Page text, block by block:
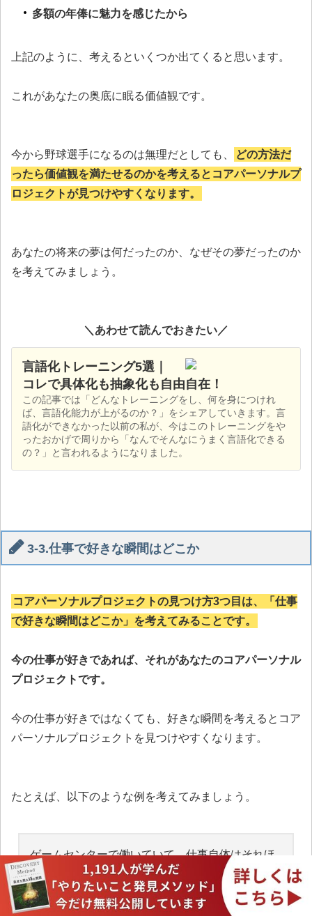
多額の年俸に魅力を感じたから
上記のように、考えるといくつか出てくると思います。
これがあなたの奥底に眠る価値観です。
今から野球選手になるのは無理だとしても、
どの方法だ
ったら価値観を満たせるのかを考えるとコアパーソナルプ
ロジェクトが見つけやすくなります。
あなたの将来の夢は何だったのか、なぜその夢だったのか
を考えてみましょう。
＼あわせて読んでおきたい／
言語化トレーニング5選｜
コレで具体化も抽象化も自由自在！
この記事では「どんなトレーニングをし、何を身につけれ
ば、言語化能力が上がるのか？」をシェアしていきます。言
語化ができなかった以前の私が、今はこのトレーニングをや
ったおかげで周りから「なんでそんなにうまく言語化できる
の？」と言われるようになりました。
3-3.仕事で好きな瞬間はどこか
コアパーソナルプロジェクトの見つけ方3つ目は、「仕事
で好きな瞬間はどこか」を考えてみることです。
今の仕事が好きであれば、それがあなたのコアパーソナル
プロジェクトです。
今の仕事が好きではなくても、好きな瞬間を考えるとコア
パーソナルプロジェクトを見つけやすくなります。
たとえば、以下のような例を考えてみましょう。
ゲームセンターで働いていて、仕事自体はそれほ
ど好きではない。
しかし、子どもが喜ぶ姿や人の役に立つことが好